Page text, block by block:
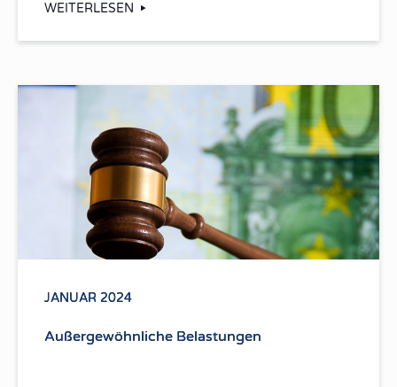
WEITERLESEN
JANUAR 2024
Außergewöhnliche Belastungen